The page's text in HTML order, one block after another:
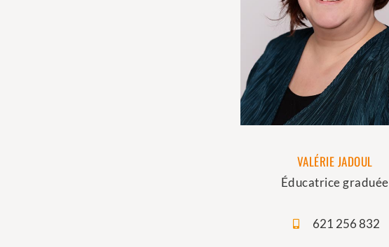
VALÉRIE JADOUL
Éducatrice graduée
621 256 832